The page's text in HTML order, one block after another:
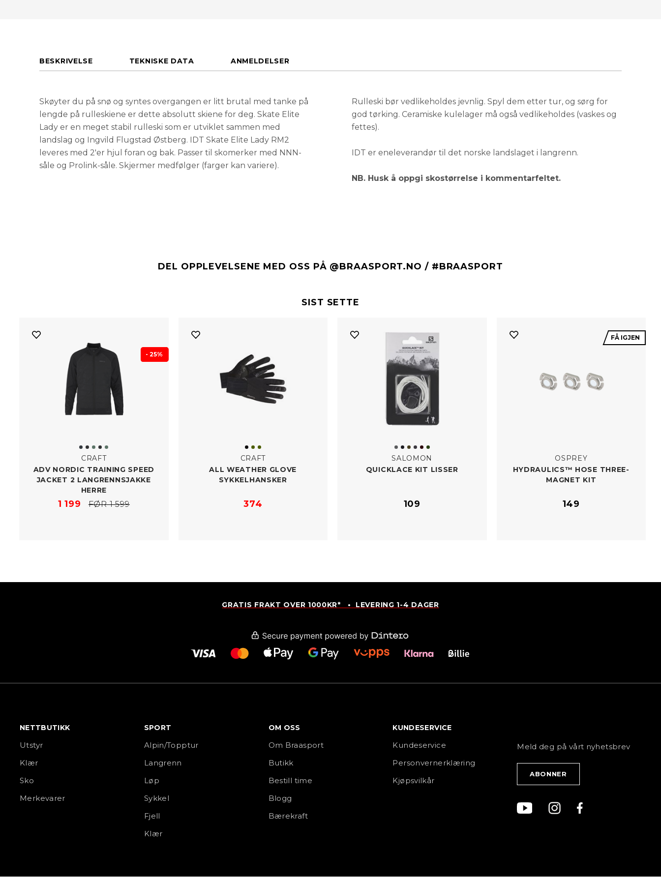
BESKRIVELSE TEKNISKE DATA ANMELDELSER
Skøyter du på snø og syntes overgangen er litt brutal med tanke på
lengde på rulleskiene er dette absolutt skiene for deg. Skate Elite
Lady er en meget stabil rulleski som er utviklet sammen med
landslag og Ingvild Flugstad Østberg. IDT Skate Elite Lady RM2
leveres med 2'er hjul foran og bak. Passer til skomerker med NNN-
såle og Prolink-såle. Skjermer medfølger (farger kan variere).
Rulleski bør vedlikeholdes jevnlig. Spyl dem etter tur, og sørg for
god tørking. Ceramiske kulelager må også vedlikeholdes (vaskes og
fettes).
IDT er eneleverandør til det norske landslaget i langrenn.
NB. Husk å oppgi skostørrelse i kommentarfeltet.
DEL OPPLEVELSENE MED OSS PÅ @BRAASPORT.NO / #BRAASPORT
SIST SETTE
- 25%
CRAFT
ADV NORDIC TRAINING SPEED
JACKET 2 LANGRENNSJAKKE
HERRE
1 199 FØR 1 599
CRAFT
ALL WEATHER GLOVE
SYKKELHANSKER
374
SALOMON
QUICKLACE KIT LISSER
109
FÅ IGJEN
OSPREY
HYDRAULICS™ HOSE THREE-​
MAGNET KIT
149
GRATIS FRAKT OVER 1000KR* • LEVERING 1-4 DAGER
NETTBUTIKK
Utstyr
Klær
Sko
Merkevarer
SPORT
Alpin/Topptur
Langrenn
Løp
Sykkel
Fjell
Klær
OM OSS
Om Braasport
Butikk
Bestill time
Blogg
Bærekraft
KUNDESERVICE
Kundeservice
Personvernerklæring
Kjøpsvilkår
Meld deg på vårt nyhetsbrev